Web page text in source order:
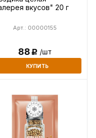
вкусов" 20 г
Арт.: 00000155
88Р /шт
КУПИТЬ